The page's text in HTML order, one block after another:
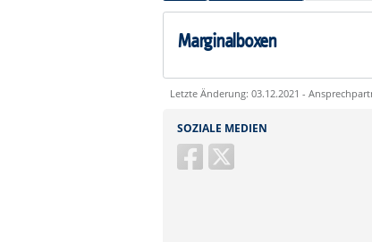
Marginalboxen
Letzte Änderung: 03.12.2021 -
Ihre E-Mailadresse:
SOZIALE MEDIEN